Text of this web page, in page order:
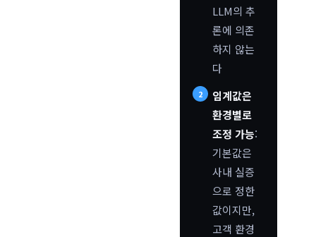
LLM의 추
론에 의존
하지 않는
다
임계값은
환경별로
조정 가능:
기본값은
사내 실증
으로 정한
값이지만,
고객 환경